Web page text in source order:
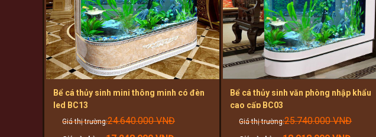
Bể cá thủy sinh mini thông minh có đèn
led BC13
24.640.000VNĐOriginal
Bể cá thủy sinh văn phòng nhập khẩu
cao cấp BC03
25.740.000VNĐOriginal